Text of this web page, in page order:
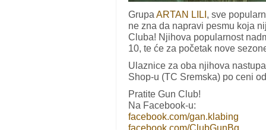
Grupa ARTAN LILI, sve
ne zna da napravi pesmu koja
Cluba! Njihova popularnost
10, te će za početak nove
Ulaznice za oba njihova
Shop-u (TC Sremska) po ceni
Pratite Gun Club!
Na Facebook-u:
facebook.com/gan.klabing
facebook.com/ClubGunBg